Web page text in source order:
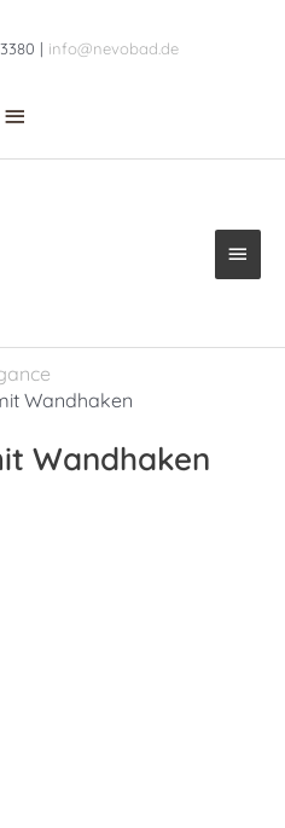
| info@nevobad.de
Header
Wandhaken
Wandhaken